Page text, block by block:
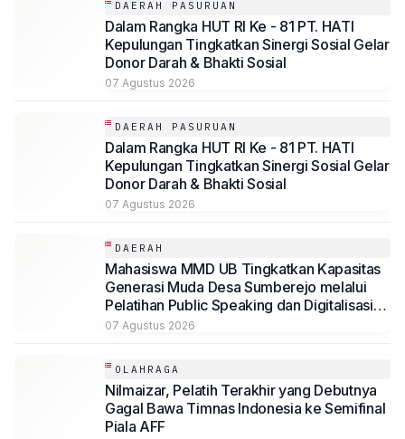
DAERAH PASURUAN
Dalam Rangka HUT RI Ke - 81 PT. HATI
Kepulungan Tingkatkan Sinergi Sosial Gelar
Donor Darah & Bhakti Sosial
07 Agustus 2026
DAERAH PASURUAN
Dalam Rangka HUT RI Ke - 81 PT. HATI
Kepulungan Tingkatkan Sinergi Sosial Gelar
Donor Darah & Bhakti Sosial
07 Agustus 2026
DAERAH
Mahasiswa MMD UB Tingkatkan Kapasitas
Generasi Muda Desa Sumberejo melalui
Pelatihan Public Speaking dan Digitalisasi
Potensi Desa
07 Agustus 2026
OLAHRAGA
Nilmaizar, Pelatih Terakhir yang Debutnya
Gagal Bawa Timnas Indonesia ke Semifinal
Piala AFF